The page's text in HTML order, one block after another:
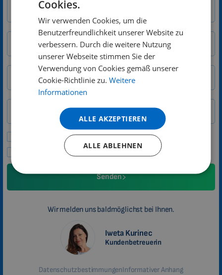
Straße/Hausnummer
Bitte Angebote und Neuigkeiten senden.
Ich stimme den Datenschutzbestimmungen zu
Senden
Wir melden uns baldmöglichst bei Ihnen.
Iweta Kurinec
Kundenbetreuerin
DatenschutzbestimmungenInformativer Anhang
DUTCH
PORTUGUESE
SPANISH
CATALAN
BULGARIAN
MALAYSIAN
HINDI
CHINESE (TRADITIONAL)
CHINESE (SIMPLIFIED)
ROMANIAN
Cookies.
Wir verwenden Cookies, um die
Benutzerfreundlichkeit unserer Website zu
verbessern. Durch die weitere Nutzung
unserer Webseite stimmen Sie der
Verwendung von Cookies gemäß unserer
Cookie-Richtlinie zu. Weitere
Informationen
ALLE AKZEPTIEREN
ALLE ABLEHNEN